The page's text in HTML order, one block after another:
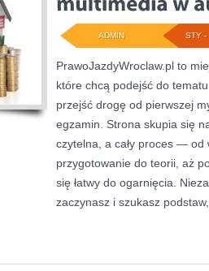
STY -
ADMIN
PrawoJazdyWroclaw.pl to
które chcą podejść do
przejść drogę od pierwszej
egzamin. Strona skupia się
czytelna, a cały proces — od
przygotowanie do teorii, aż
się łatwy do ogarnięcia.
zaczynasz i szukasz